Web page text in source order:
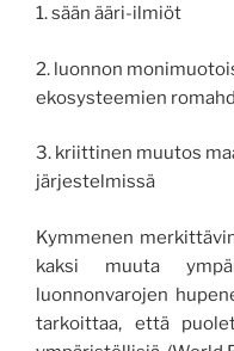
1. sään ääri-ilmiöt
2. luonnon
ekosysteemien
3. kriittinen muutos
järjestelmissä
Kymmenen
kaksi muuta
luonnonvarojen
tarkoittaa, että